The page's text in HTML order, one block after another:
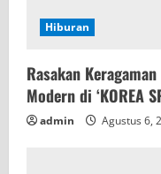
Hiburan
Rasakan
Modern di ‘KOREA
admin Agustus 6,